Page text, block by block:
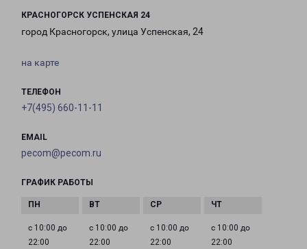
КРАСНОГОРСК УСПЕНСКАЯ 24
город Красногорск, улица Успенская, 24
на карте
ТЕЛЕФОН
+7(495) 660-11-11
EMAIL
pecom@pecom.ru
ГРАФИК РАБОТЫ
с 10:00 до
22:00
с 10:00 до
22:00
с 10:00 до
22:00
с 10:00 до
22:00